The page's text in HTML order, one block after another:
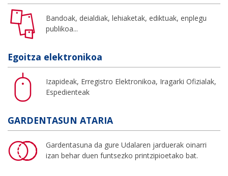
Bandoak, deialdiak, lehiaketak, ediktuak, enplegu
publikoa...
Egoitza elektronikoa
Izapideak, Erregistro Elektronikoa, Iragarki Ofizialak,
Espedienteak
GARDENTASUN ATARIA
Gardentasuna da gure Udalaren jarduerak oinarri
izan behar duen funtsezko printzipioetako bat.